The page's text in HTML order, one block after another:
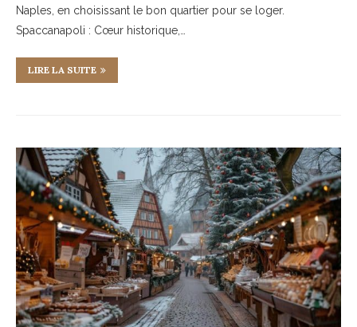
Naples, en choisissant le bon quartier pour se loger.
Spaccanapoli : Cœur historique,…
LIRE LA SUITE